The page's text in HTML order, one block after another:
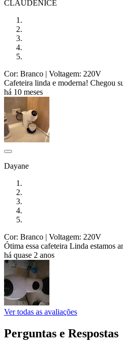
CLAUDENICE
Cor: Branco | Voltagem: 220V
Cafeteira linda e moderna! Chegou
há 10 meses
Dayane
Cor: Branco | Voltagem: 220V
Ótima essa cafeteira Linda estamos
há quase 2 anos
Ver todas as avaliações
Perguntas e Respostas